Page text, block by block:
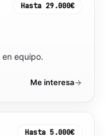
Hasta 29.000€
equipo.
Me interesa
Hasta 5.000€